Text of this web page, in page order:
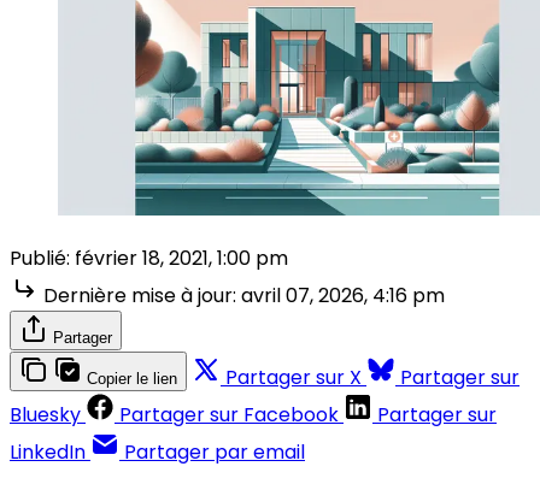
Publié: février 18, 2021, 1:00 pm
Dernière mise à jour: avril 07, 2026, 4:16 pm
Partager
Copier le lien Partager sur X
Partager sur
Bluesky
Partager sur Facebook
Partager sur
LinkedIn
Partager par email